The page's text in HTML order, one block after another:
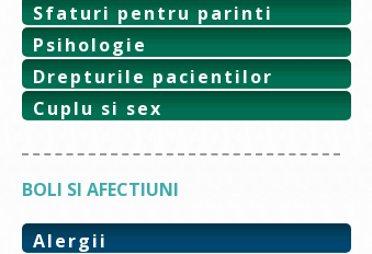
Sfaturi pentru parinti
Psihologie
Drepturile pacientilor
Cuplu si sex
BOLI SI AFECTIUNI
Alergii